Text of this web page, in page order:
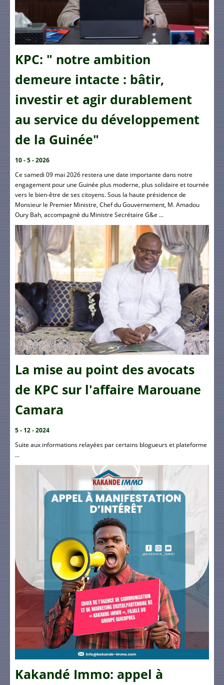
KPC: " notre ambition
demeure intacte : bâtir,
investir et agir durablement
au service du développement
de la Guinée"
10 - 5 - 2026
Ce samedi 09 mai 2026 restera une date importante dans notre
engagement pour une Guinée plus moderne, plus solidaire et tournée
vers le bien-être de ses citoyens. Sous la haute présidence de
Monsieur le Premier Ministre, Chef du Gouvernement, M. Amadou
Oury Bah, accompagné du Ministre Secrétaire G&e ...
La mise au point des avocats
de KPC sur l'affaire Marouane
Camara
5 - 12 - 2024
Suite aux informations relayées par certains blogueurs et plateforme
...
Kakandé Immo: appel à